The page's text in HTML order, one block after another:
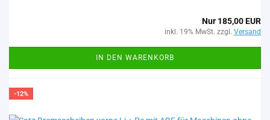
Nur 185,00 EUR
inkl. 19% MwSt. zzgl. Versand
IN DEN WARENKORB
-12%